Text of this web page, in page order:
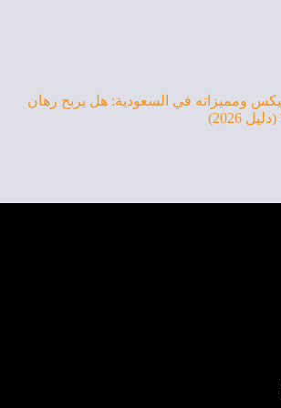
ومميزاته في السعودية: هل يربح رهان
2026)